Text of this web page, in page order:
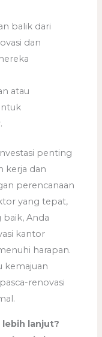
balik dari
dan
atau
penting
kerja dan
perencanaan
yang tepat,
Anda
kantor
harapan.
kemajuan
renovasi
lanjut?